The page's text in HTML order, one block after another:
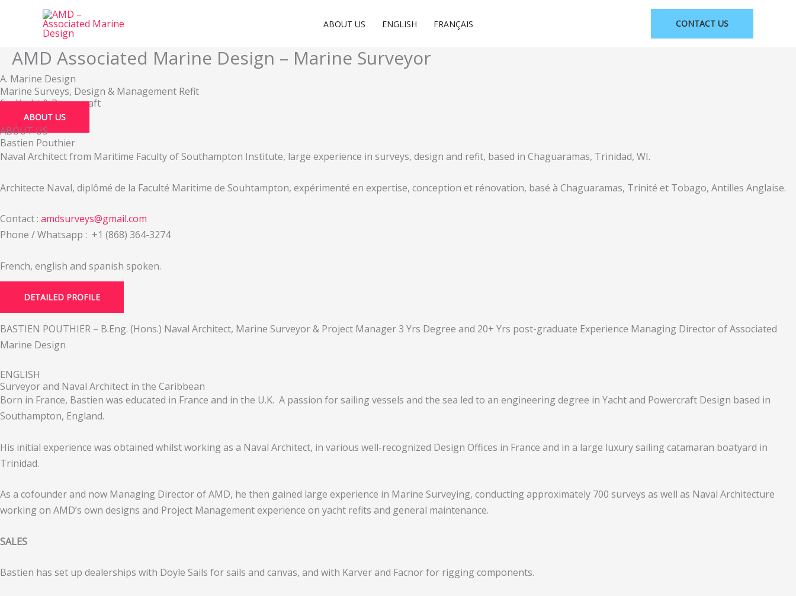
ABOUT US ENGLISH FRANÇAIS CONTACT US
AMD Associated Marine Design – Marine Surveyor
A. Marine Design
Marine Surveys, Design & Management Refit
for Yacht & Powercraft
ABOUT US
ABOUT US
Bastien Pouthier
Naval Architect from Maritime Faculty of Southampton Institute, large experience in surveys, design and refit, based in Chaguaramas, Trinidad, WI.
Architecte Naval, diplômé de la Faculté Maritime de Souhtampton, expérimenté en expertise, conception et rénovation, basé à Chaguaramas, Trinité et Tobago, Antilles Anglaise.
Contact : amdsurveys@gmail.com
Phone / Whatsapp : +1 (868) 364-3274
French, english and spanish spoken.
DETAILED PROFILE
BASTIEN POUTHIER – B.Eng. (Hons.) Naval Architect, Marine Surveyor & Project Manager 3 Yrs Degree and 20+ Yrs post-graduate Experience Managing Director of Associated
Marine Design
ENGLISH
Surveyor and Naval Architect in the Caribbean
Born in France, Bastien was educated in France and in the U.K. A passion for sailing vessels and the sea led to an engineering degree in Yacht and Powercraft Design based in
Southampton, England.
His initial experience was obtained whilst working as a Naval Architect, in various well-recognized Design Offices in France and in a large luxury sailing catamaran boatyard in
Trinidad.
As a cofounder and now Managing Director of AMD, he then gained large experience in Marine Surveying, conducting approximately 700 surveys as well as Naval Architecture
working on AMD’s own designs and Project Management experience on yacht refits and general maintenance.
SALES
Bastien has set up dealerships with Doyle Sails for sails and canvas, and with Karver and Facnor for rigging components.